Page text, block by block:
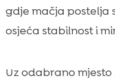
gdje mačja postelja
osjeća stabilnost i
Uz odabrano mjesto